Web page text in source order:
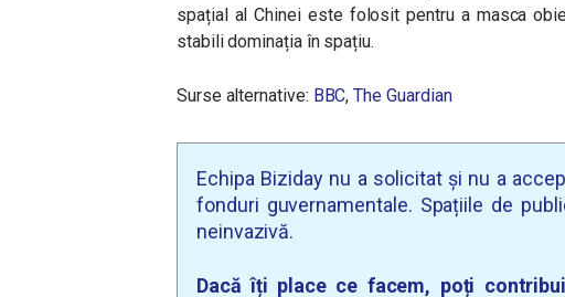
spațial al Chinei este folosit pentru a masca
stabili dominația în spațiu.
Surse alternative: BBC,The Guardian
Echipa Biziday nu a solicitat și nu a
fonduri guvernamentale. Spațiile de
neinvazivă.
Dacă îți place ce facem, poți